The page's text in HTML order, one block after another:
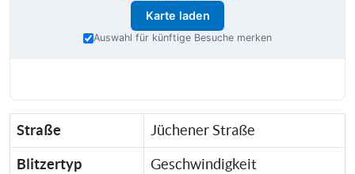
Karte laden
Auswahl für künftige Besuche merken
Straße Jüchener Straße
Blitzertyp Geschwindigkeit